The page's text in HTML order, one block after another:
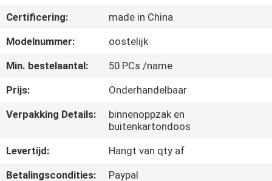
FABRIEKSREIS
CONTACTEER
ONS
NIEUWS
Certificering:
made in China
Modelnummer:
oostelijk
Min. bestelaantal:
50 PCs /name
Prijs:
Onderhandelbaar
Verpakking Details:
binnenoppzak en
buitenkartondoos
Levertijd:
Hangt van qty af
Betalingscondities:
Paypal